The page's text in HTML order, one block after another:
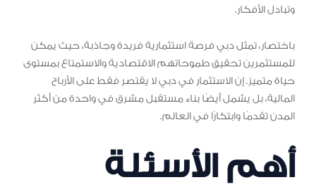
وتبادل الأفكار.
باختصار، تمثل دبي فرصة استثمارية فريدة وجاذبة، حيث يمكن
للمستثمرين تحقيق طموحاتهم الاقتصادية والاستمتاع بمستوى
حياة متميز. إن الاستثمار في دبي لا يقتصر فقط على الأرباح
المالية، بل يشمل أيضًا بناء مستقبل مشرق في واحدة من أكثر
المدن تقدمًا وابتكارًا في العالم.
أهم الأسئلة